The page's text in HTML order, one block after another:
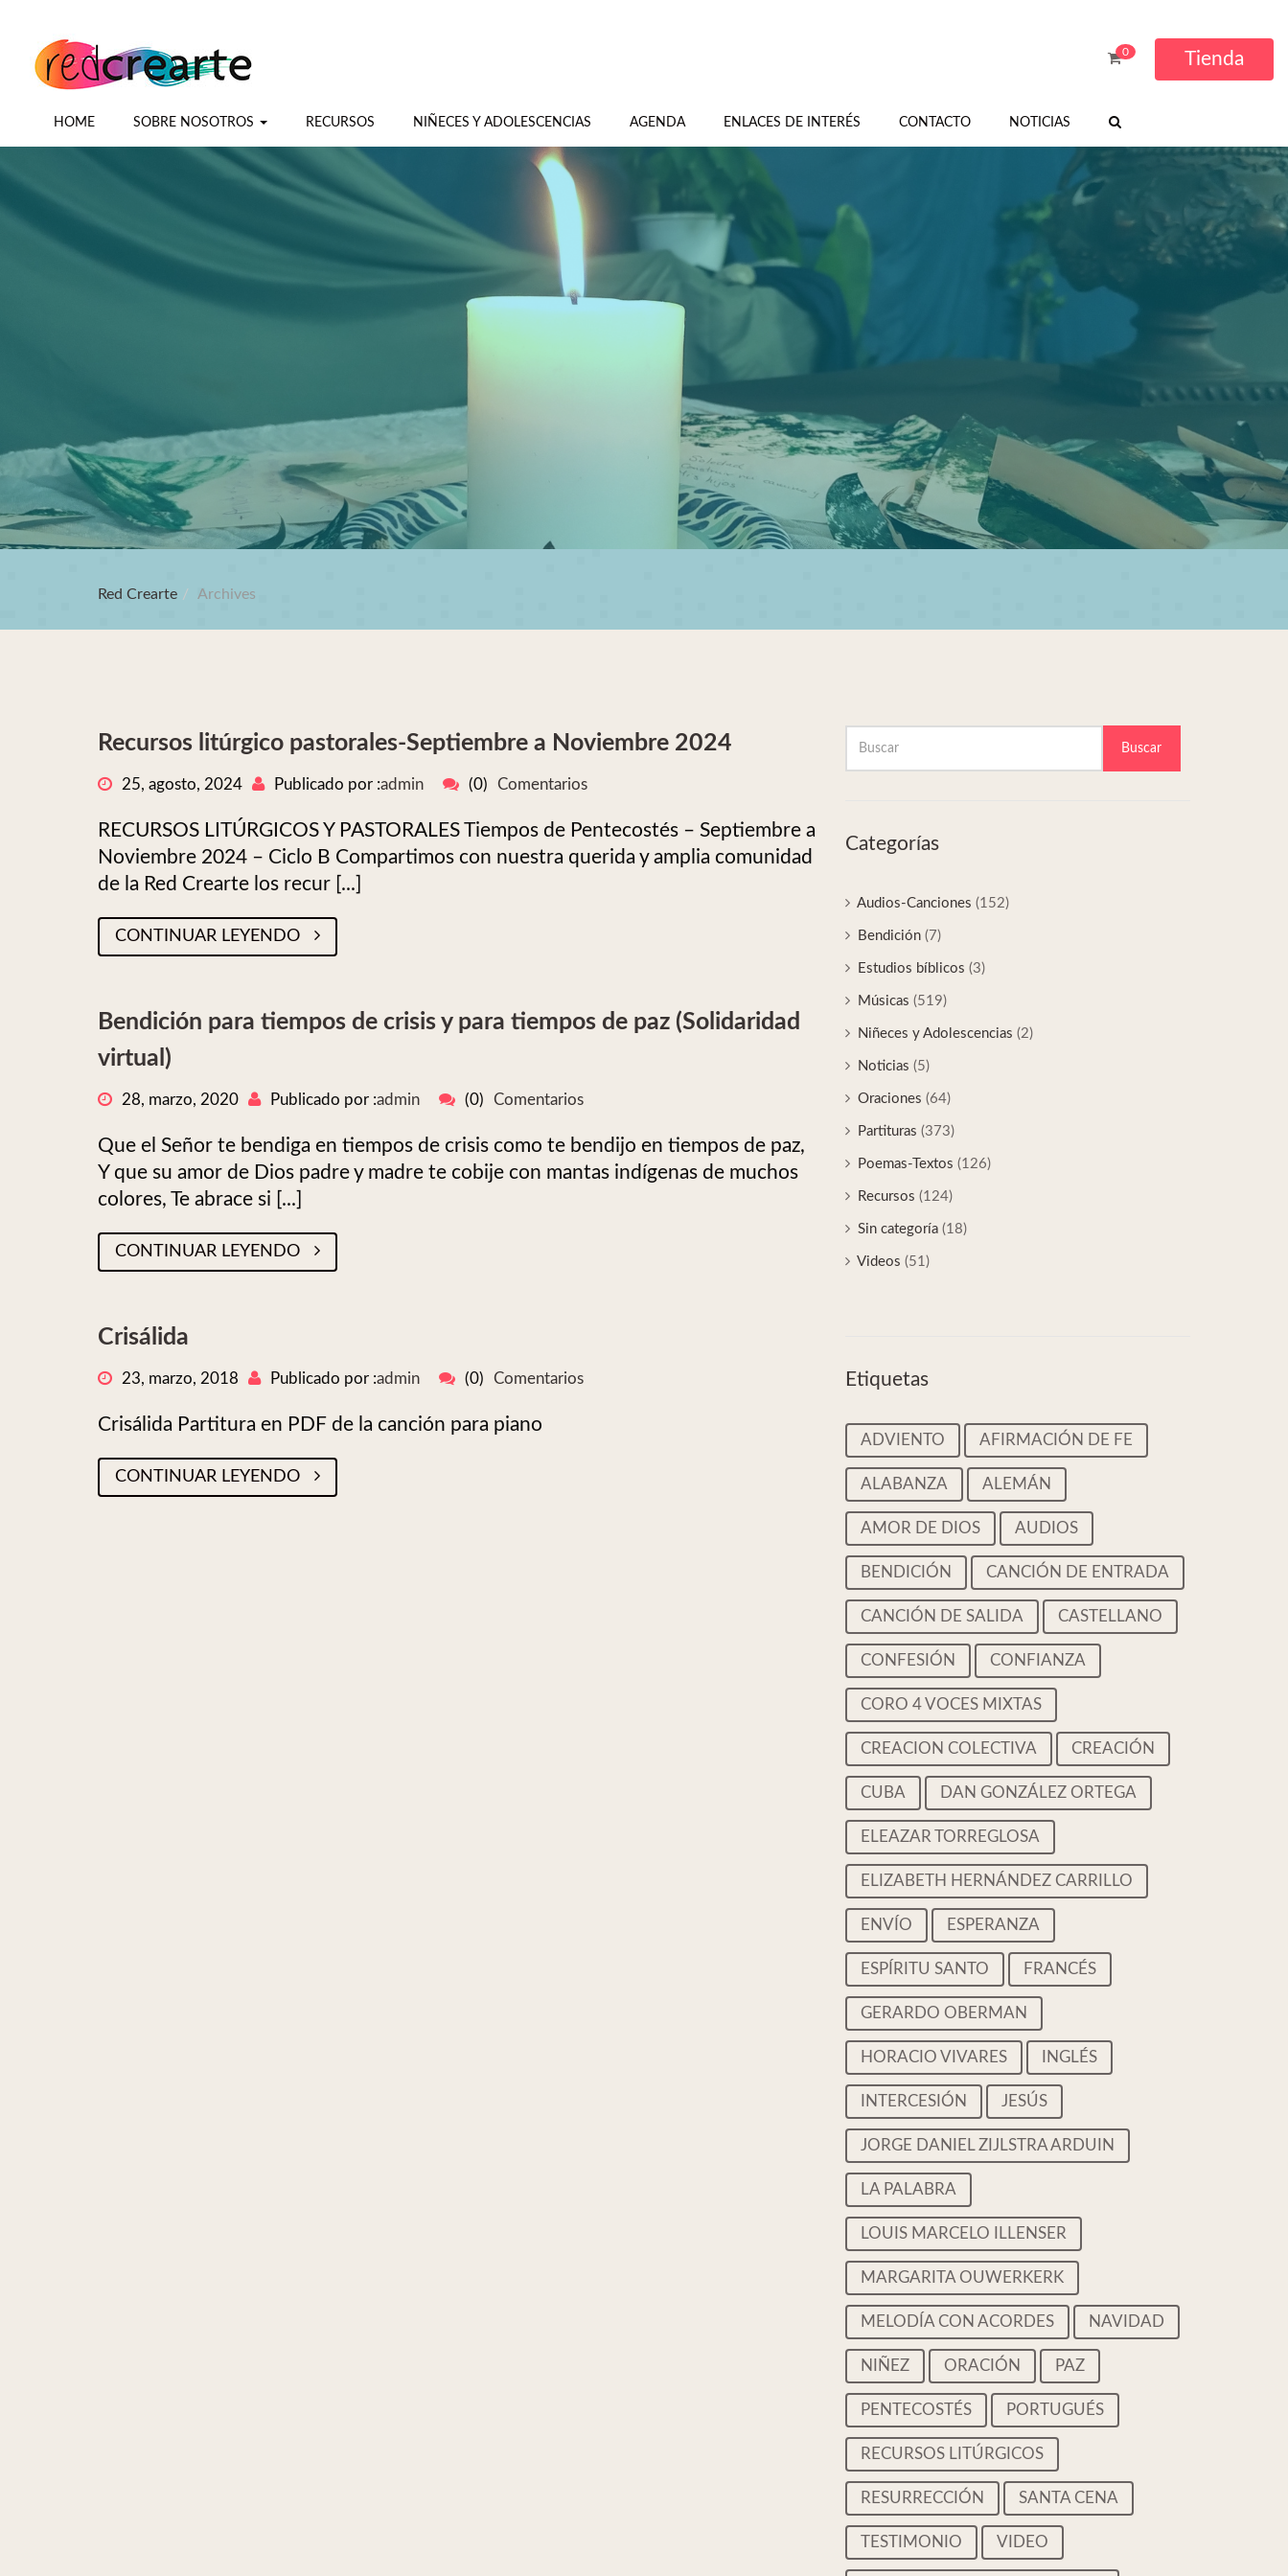
Tienda
0
HOME SOBRE NOSOTROS RECURSOS NIÑECES Y ADOLESCENCIAS AGENDA ENLACES DE INTERÉS CONTACTO NOTICIAS
Red Crearte Archives
Recursos litúrgico pastorales-Septiembre a Noviembre 2024
25, agosto, 2024 Publicado por :admin (0) Comentarios
RECURSOS LITÚRGICOS Y PASTORALES Tiempos de Pentecostés – Septiembre a
Noviembre 2024 – Ciclo B Compartimos con nuestra querida y amplia comunidad
de la Red Crearte los recur [...]
CONTINUAR LEYENDO
Bendición para tiempos de crisis y para tiempos de paz (Solidaridad
virtual)
28, marzo, 2020 Publicado por :admin (0) Comentarios
Que el Señor te bendiga en tiempos de crisis como te bendijo en tiempos de paz,
Y que su amor de Dios padre y madre te cobije con mantas indígenas de muchos
colores, Te abrace si [...]
CONTINUAR LEYENDO
Crisálida
23, marzo, 2018 Publicado por :admin (0) Comentarios
Crisálida Partitura en PDF de la canción para piano
CONTINUAR LEYENDO
Buscar
Categorías
Audios-Canciones (152)
Bendición (7)
Estudios bíblicos (3)
Músicas (519)
Niñeces y Adolescencias (2)
Noticias (5)
Oraciones (64)
Partituras (373)
Poemas-Textos (126)
Recursos (124)
Sin categoría (18)
Videos (51)
Etiquetas
ADVIENTO AFIRMACIÓN DE FE
ALABANZA ALEMÁN
AMOR DE DIOS AUDIOS
BENDICIÓN CANCIÓN DE ENTRADA
CANCIÓN DE SALIDA CASTELLANO
CONFESIÓN CONFIANZA
CORO 4 VOCES MIXTAS
CREACION COLECTIVA CREACIÓN
CUBA DAN GONZÁLEZ ORTEGA
ELEAZAR TORREGLOSA
ELIZABETH HERNÁNDEZ CARRILLO
ENVÍO ESPERANZA
ESPÍRITU SANTO FRANCÉS
GERARDO OBERMAN
HORACIO VIVARES INGLÉS
INTERCESIÓN JESÚS
JORGE DANIEL ZIJLSTRA ARDUIN
LA PALABRA
LOUIS MARCELO ILLENSER
MARGARITA OUWERKERK
MELODÍA CON ACORDES NAVIDAD
NIÑEZ ORACIÓN PAZ
PENTECOSTÉS PORTUGUÉS
RECURSOS LITÚRGICOS
RESURRECCIÓN SANTA CENA
TESTIMONIO VIDEO